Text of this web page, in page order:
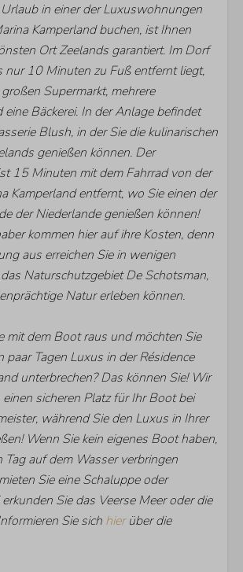
Kanäle
in einer der Luxuswohnungen
Kamperland buchen, ist Ihnen
Ort Zeelands garantiert. Im Dorf
nur 10 Minuten zu Fuß entfernt liegt,
Supermarkt, mehrere
Bäckerei. In der Anlage befindet
Blush, in der Sie die kulinarischen
genießen können. Der
15 Minuten mit dem Fahrrad von der
Kamperland entfernt, wo Sie einen der
der Niederlande genießen können!
kommen hier auf ihre Kosten, denn
aus erreichen Sie in wenigen
Naturschutzgebiet De Schotsman,
Natur erleben können.
mit dem Boot raus und möchten Sie
paar Tagen Luxus in der Résidence
unterbrechen? Das können Sie! Wir
sicheren Platz für Ihr Boot bei
während Sie den Luxus in Ihrer
Wenn Sie kein eigenes Boot haben,
Tag auf dem Wasser verbringen
Sie eine Schaluppe oder
Sie das Veerse Meer oder die
Sie sich hierüber die